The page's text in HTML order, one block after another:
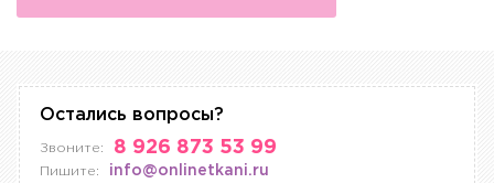
Остались вопросы?
Звоните: 8 926 873 53 99
Пишите: info@onlinetkani.ru